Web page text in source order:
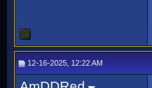
12-16-2025, 12:22 AM